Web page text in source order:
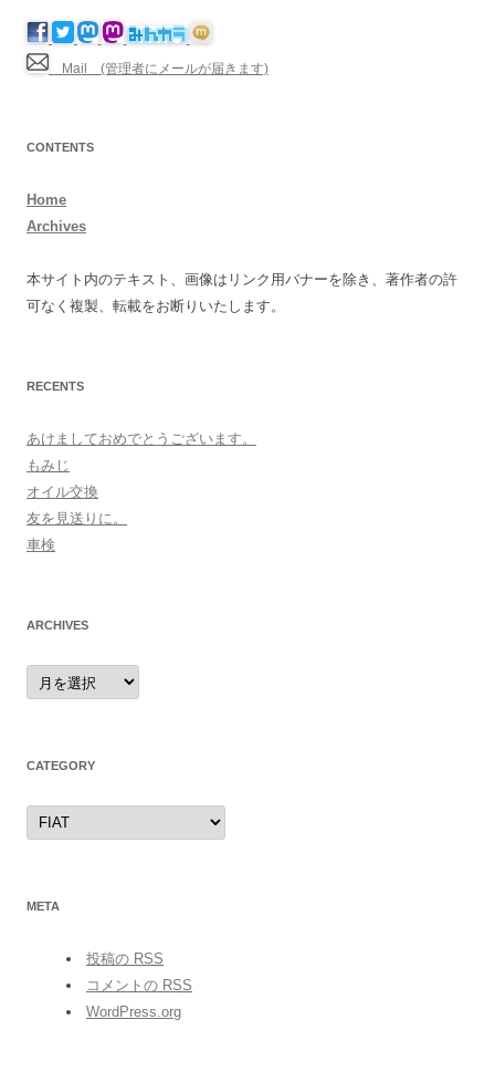
Mail (管理者にメールが届きます)
CONTENTS
Home
Archives
本サイト内のテキスト、画像はリンク用バナーを除き、著作者の許
可なく複製、転載をお断りいたします。
RECENTS
あけましておめでとうございます。
もみじ
オイル交換
友を見送りに。
車検
ARCHIVES
archives
CATEGORY
category
META
投稿の RSS
コメントの RSS
WordPress.org